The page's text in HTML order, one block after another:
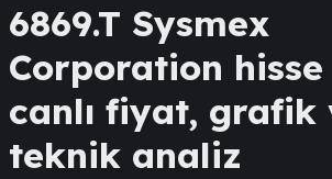
6869.T Sysmex
Corporation
canlı fiyat, grafik
teknik analiz